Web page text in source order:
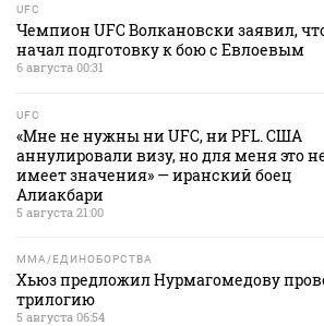
UFC
Чемпион UFC Волкановски заявил,
начал подготовку к бою с Евлоевым
6 августа 00:31
UFC
«Мне не нужны ни UFC, ни PFL. США
аннулировали визу, но для меня это
имеет значения» — иранский боец
Алиакбари
5 августа 21:00
MMA/ЕДИНОБОРСТВА
Хьюз предложил Нурмагомедову
трилогию
5 августа 06:54